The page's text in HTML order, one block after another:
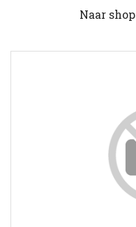
Naar shop